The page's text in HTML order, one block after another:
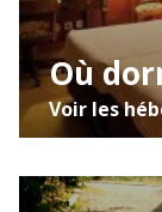
Où
Voir les